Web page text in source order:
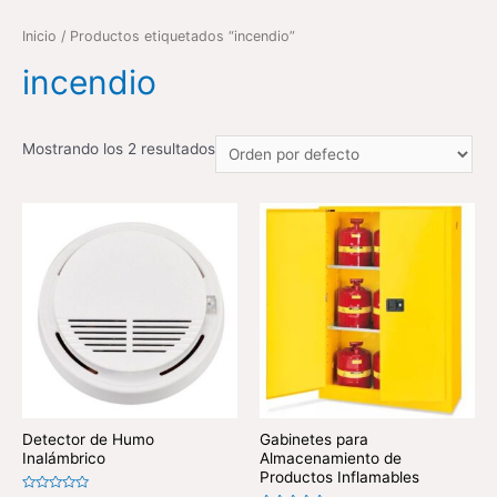
Inicio / Productos etiquetados “incendio”
incendio
Mostrando los 2 resultados
Detector de Humo
Inalámbrico
Gabinetes para
Almacenamiento de
Productos Inflamables